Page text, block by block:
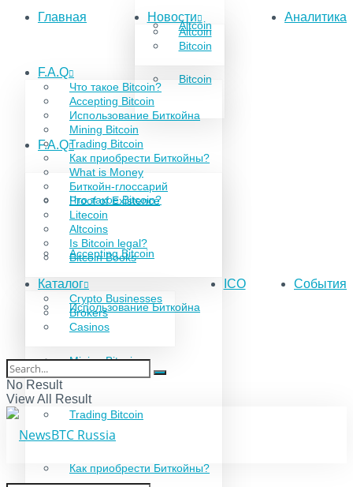
Altcoin
Bitcoin
F.A.Q
Что такое Bitcoin?
Accepting Bitcoin
Использование Биткойна
Mining Bitcoin
Trading Bitcoin
Как приобрести Биткойны?
Главная Новости
Altcoin
Bitcoin
Аналитика
F.A.Q
Что такое Bitcoin?
Accepting Bitcoin
Использование Биткойна
Mining Bitcoin
Trading Bitcoin
Как приобрести Биткойны?
What is Money
Биткойн-глоссарий
Proof of Existence
Litecoin
Altcoins
Is Bitcoin legal?
Bitcoin Books
Каталог
Crypto Businesses
Brokers
Casinos
ICO События
No Result
View All Result